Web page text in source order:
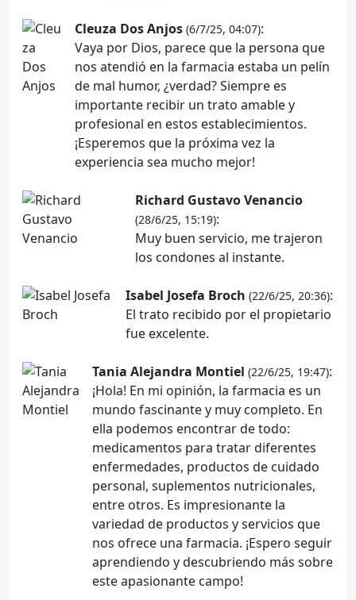
Cleuza Dos Anjos (6/7/25, 04:07):
Vaya por Dios, parece que la persona que
nos atendió en la farmacia estaba un pelín
de mal humor, ¿verdad? Siempre es
importante recibir un trato amable y
profesional en estos establecimientos.
¡Esperemos que la próxima vez la
experiencia sea mucho mejor!
Richard Gustavo Venancio
(28/6/25, 15:19):
Muy buen servicio, me trajeron
los condones al instante.
Isabel Josefa Broch (22/6/25, 20:36):
El trato recibido por el propietario
fue excelente.
Tania Alejandra Montiel (22/6/25, 19:47):
¡Hola! En mi opinión, la farmacia es un
mundo fascinante y muy completo. En
ella podemos encontrar de todo:
medicamentos para tratar diferentes
enfermedades, productos de cuidado
personal, suplementos nutricionales,
entre otros. Es impresionante la
variedad de productos y servicios que
nos ofrece una farmacia. ¡Espero seguir
aprendiendo y descubriendo más sobre
este apasionante campo!